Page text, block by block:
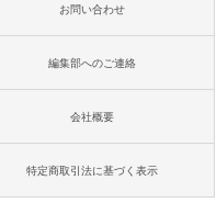
お問い合わせ
編集部へのご連絡
会社概要
特定商取引法に基づく表示